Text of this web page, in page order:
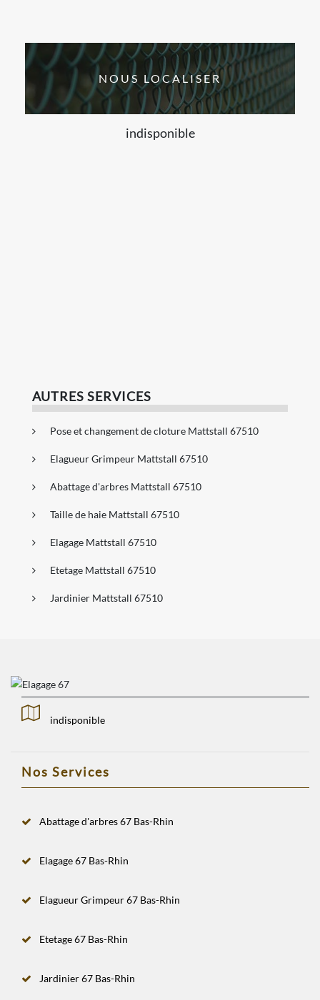
NOUS LOCALISER
indisponible
AUTRES SERVICES
Pose et changement de cloture Mattstall 67510
Elagueur Grimpeur Mattstall 67510
Abattage d'arbres Mattstall 67510
Taille de haie Mattstall 67510
Elagage Mattstall 67510
Etetage Mattstall 67510
Jardinier Mattstall 67510
indisponible
Nos Services
Abattage d'arbres 67 Bas-Rhin
Elagage 67 Bas-Rhin
Elagueur Grimpeur 67 Bas-Rhin
Etetage 67 Bas-Rhin
Jardinier 67 Bas-Rhin